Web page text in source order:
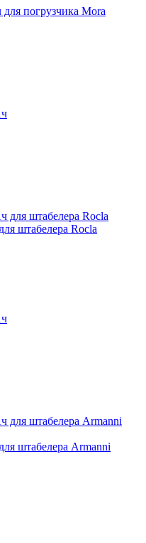
погрузчика Mora
штабелера Rocla
штабелера Armanni